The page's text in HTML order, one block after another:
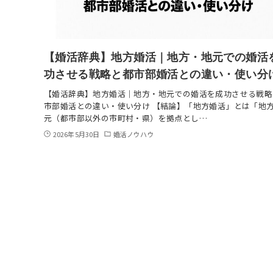
【婚活辞典】地方婚活｜地方・地元での婚活
功させる戦略と都市部婚活との違い・使い分
【婚活辞典】地方婚活｜地方・地元での婚活を成功させる戦
市部婚活との違い・使い分け 【結論】「地方婚活」とは「地
元（都市部以外の市町村・県）を拠点とし…
2026年5月30日 婚活ノウハウ